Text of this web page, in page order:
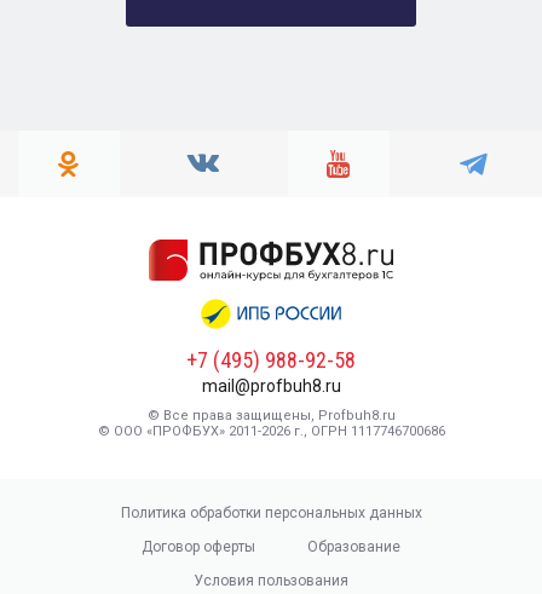
+7 (495) 988-92-58
mail@profbuh8.ru
© Все права защищены, Profbuh8.ru
© ООО «ПРОФБУХ» 2011-2026 г., ОГРН 1117746700686
Политика обработки персональных данных
Договор оферты
Образование
Условия пользования